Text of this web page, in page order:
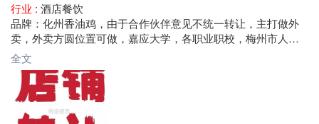
行业 : 酒店餐饮
品牌：化州香油鸡，由于合作伙伴意见不统一转让，主打做外
卖，外卖方圆位置可做，嘉应大学，各职业职校，梅州市人民
医院，每天单量100-200单，营业额1500-3000+，租金低，转让
费面议，
地址：梅州市梅江区八一大道大浪口。
全文